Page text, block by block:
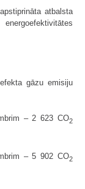
atbalsta
gāzu emisiju
– 2 623 CO2
– 5 902 CO2